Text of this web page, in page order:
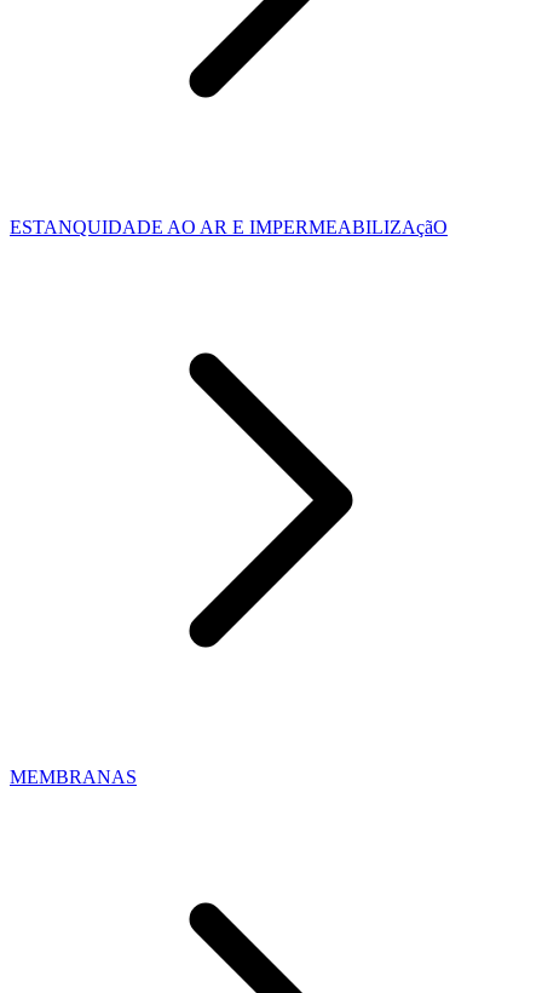
ESTANQUIDADE AO AR E IMPERMEABILIZAçãO
MEMBRANAS